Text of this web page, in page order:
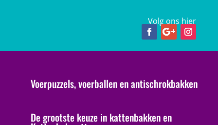
Volg ons hier
Voerpuzzels, voerballen en antischrokbakken
De grootste keuze in kattenbakken en